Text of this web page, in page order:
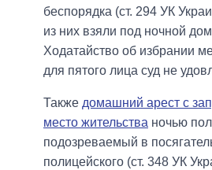
беспорядка (ст. 294 УК
из них взяли под ночной
Ходатайство об избрании
для пятого лица суд не
Также домашний арест с
место жительства ночью
подозреваемый в
полицейского (ст. 348 УК